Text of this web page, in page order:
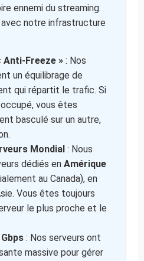
ennemi du streaming.
avec notre infrastructure
Anti-Freeze » : Nos
un équilibrage de
qui répartit le trafic. Si
vous êtes
basculé sur un autre,
Mondial : Nous
dédiés en Amérique
au Canada), en
Vous êtes toujours
le plus proche et le
: Nos serveurs ont
massive pour gérer